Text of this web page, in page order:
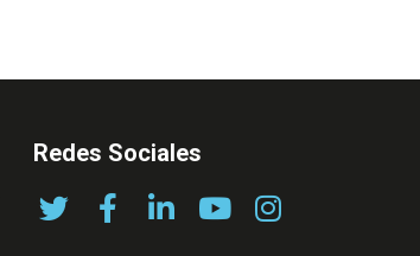
Redes Sociales